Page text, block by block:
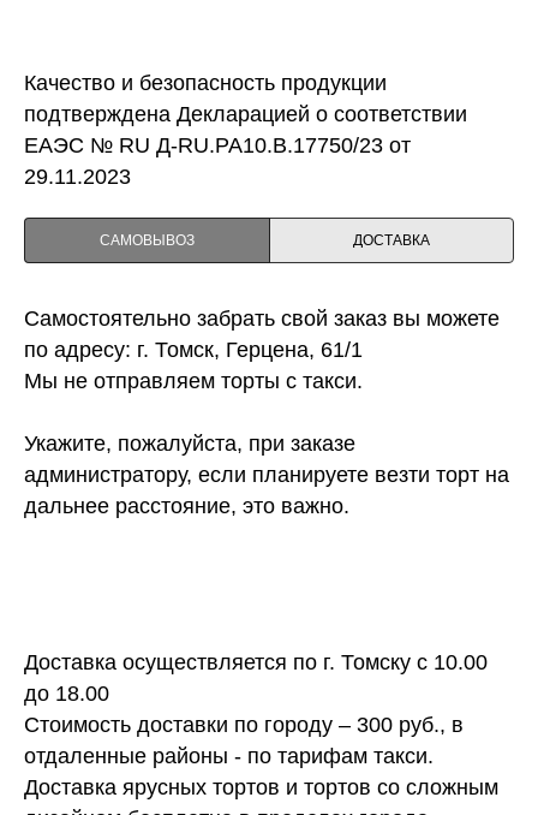
Качество и безопасность продукции
подтверждена Декларацией о соответствии
ЕАЭС № RU Д-RU.PA10.B.17750/23 от
29.11.2023
САМОВЫВОЗ ДОСТАВКА
Самостоятельно забрать свой заказ вы можете
по адресу: г. Томск, Герцена, 61/1
Мы не отправляем торты с такси.
Укажите, пожалуйста, при заказе
администратору, если планируете везти торт на
дальнее расстояние, это важно.
Доставка осуществляется по г. Томску с 10.00
до 18.00
Стоимость доставки по городу – 300 руб., в
отдаленные районы - по тарифам такси.
Доставка ярусных тортов и тортов со сложным